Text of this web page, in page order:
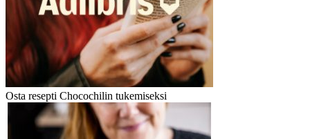
Osta resepti Chocochilin tukemiseksi